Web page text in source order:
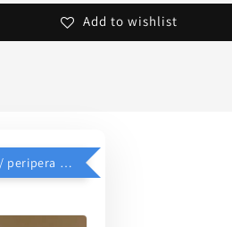
Add to wishlist
$39加價購 // peripera 手持化妝鏡